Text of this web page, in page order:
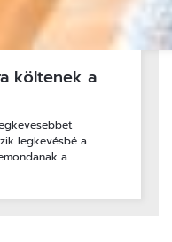
költenek a
legkevésbé a
a